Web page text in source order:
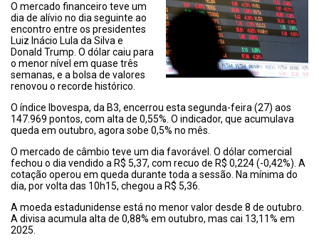
O mercado financeiro teve um
dia de alívio no dia seguinte ao
encontro entre os presidentes
Luiz Inácio Lula da Silva e
Donald Trump. O dólar caiu para
o menor nível em quase três
semanas, e a bolsa de valores
renovou o recorde histórico.
O índice Ibovespa, da B3, encerrou esta segunda-feira (27) aos
147.969 pontos, com alta de 0,55%. O indicador, que acumulava
queda em outubro, agora sobe 0,5% no mês.
O mercado de câmbio teve um dia favorável. O dólar comercial
fechou o dia vendido a R$ 5,37, com recuo de R$ 0,224 (-0,42%). A
cotação operou em queda durante toda a sessão. Na mínima do
dia, por volta das 10h15, chegou a R$ 5,36.
A moeda estadunidense está no menor valor desde 8 de outubro.
A divisa acumula alta de 0,88% em outubro, mas cai 13,11% em
2025.